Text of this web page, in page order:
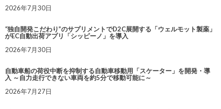
2026年7月30日
“独自開発こだわり”のサプリメントでD2C展開する「ウェルモット製薬」
がEC自動出荷アプリ「シッピーノ」を導入
2026年7月30日
自動車船の荷役中断を抑制する自動車移動用「スケーター」を開発・導
入 ～自力走行できない車両を約5分で移動可能に～
2026年7月27日